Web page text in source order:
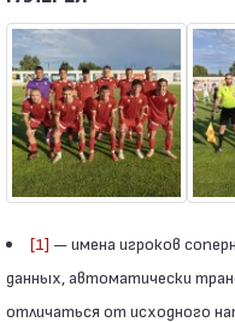
[1] — имена игроков
данных, автоматически
отличаться от исходного